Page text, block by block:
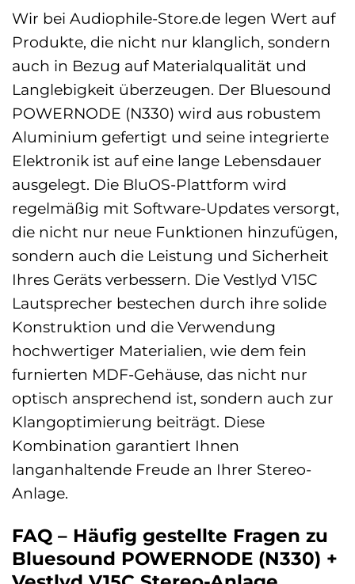
Wir bei Audiophile-Store.de legen Wert auf
Produkte, die nicht nur klanglich, sondern
auch in Bezug auf Materialqualität und
Langlebigkeit überzeugen. Der Bluesound
POWERNODE (N330) wird aus robustem
Aluminium gefertigt und seine integrierte
Elektronik ist auf eine lange Lebensdauer
ausgelegt. Die BluOS-Plattform wird
regelmäßig mit Software-Updates versorgt,
die nicht nur neue Funktionen hinzufügen,
sondern auch die Leistung und Sicherheit
Ihres Geräts verbessern. Die Vestlyd V15C
Lautsprecher bestechen durch ihre solide
Konstruktion und die Verwendung
hochwertiger Materialien, wie dem fein
furnierten MDF-Gehäuse, das nicht nur
optisch ansprechend ist, sondern auch zur
Klangoptimierung beiträgt. Diese
Kombination garantiert Ihnen
langanhaltende Freude an Ihrer Stereo-
Anlage.
FAQ – Häufig gestellte Fragen zu
Bluesound POWERNODE (N330) +